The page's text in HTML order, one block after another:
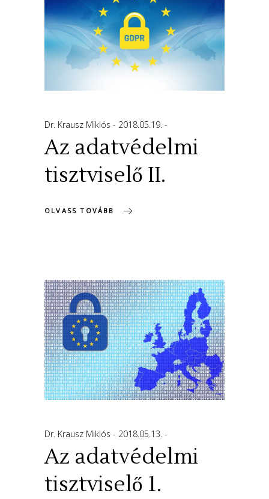
Dr. Krausz Miklós 2018.05.19.
Az adatvédelmi
tisztviselő II.
OLVASS TOVÁBB
Dr. Krausz Miklós 2018.05.13.
Az adatvédelmi
tisztviselő 1.